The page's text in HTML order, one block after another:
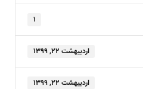
۱
اردیبهشت ۲۲, ۱۳۹۹
اردیبهشت ۲۲, ۱۳۹۹